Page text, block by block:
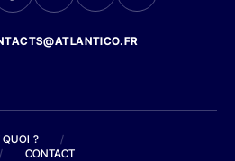
QUOI ?
/
/ CONTACT